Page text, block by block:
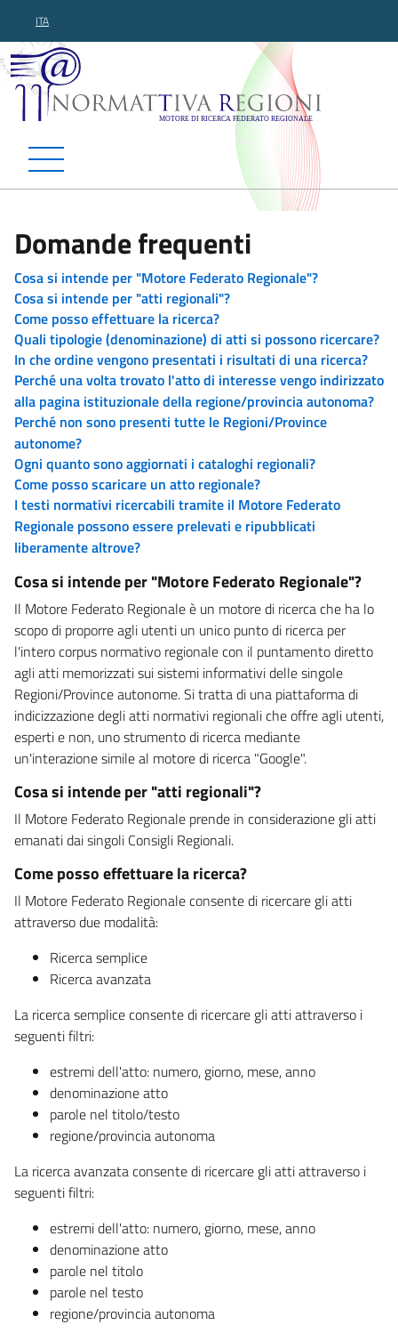
ITA
Normattiva Regioni -
Domande frequenti
Cosa si intende per "Motore Federato Regionale"?
Cosa si intende per "atti regionali"?
Come posso effettuare la ricerca?
Quali tipologie (denominazione) di atti si possono ricercare?
In che ordine vengono presentati i risultati di una ricerca?
Perché una volta trovato l'atto di interesse vengo indirizzato
alla pagina istituzionale della regione/provincia autonoma?
Perché non sono presenti tutte le Regioni/Province
autonome?
Ogni quanto sono aggiornati i cataloghi regionali?
Come posso scaricare un atto regionale?
I testi normativi ricercabili tramite il Motore Federato
Regionale possono essere prelevati e ripubblicati
liberamente altrove?
Cosa si intende per "Motore Federato Regionale"?
Il Motore Federato Regionale è un motore di ricerca che ha lo
scopo di proporre agli utenti un unico punto di ricerca per
l'intero corpus normativo regionale con il puntamento diretto
agli atti memorizzati sui sistemi informativi delle singole
Regioni/Province autonome. Si tratta di una piattaforma di
indicizzazione degli atti normativi regionali che offre agli utenti,
esperti e non, uno strumento di ricerca mediante
un'interazione simile al motore di ricerca "Google".
Cosa si intende per "atti regionali"?
Il Motore Federato Regionale prende in considerazione gli atti
emanati dai singoli Consigli Regionali.
Come posso effettuare la ricerca?
Il Motore Federato Regionale consente di ricercare gli atti
attraverso due modalità:
Ricerca semplice
Ricerca avanzata
La ricerca semplice consente di ricercare gli atti attraverso i
seguenti filtri:
estremi dell'atto: numero, giorno, mese, anno
denominazione atto
parole nel titolo/testo
regione/provincia autonoma
La ricerca avanzata consente di ricercare gli atti attraverso i
seguenti filtri:
estremi dell'atto: numero, giorno, mese, anno
denominazione atto
parole nel titolo
parole nel testo
regione/provincia autonoma